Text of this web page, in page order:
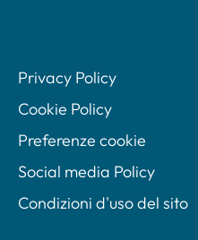
Privacy Policy
Cookie Policy
Preferenze cookie
Social media Policy
Condizioni d'uso del sito